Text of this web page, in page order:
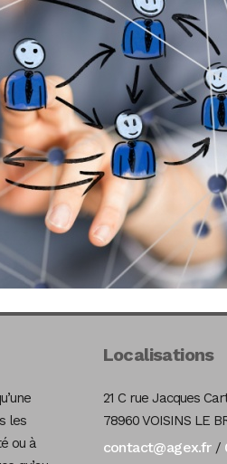
les
ou à
Localisations
21 C rue Jacques
78960 VOISINS LE
contact@agex.fr/